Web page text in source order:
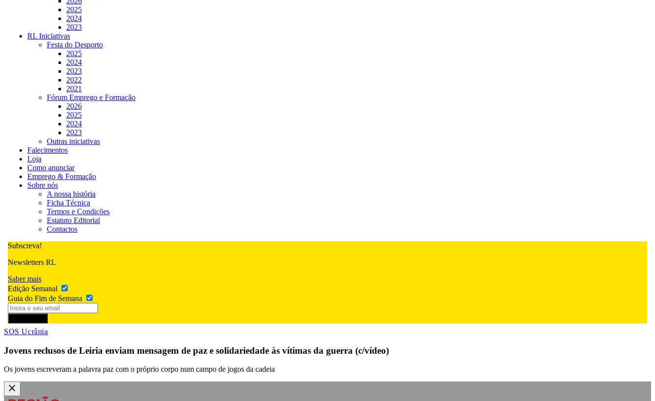
2025
2024
2023
RL Iniciativas
Festa do Desporto
2025
2024
2023
2022
2021
Fórum Emprego e Formação
2026
2025
2024
2023
Outras iniciativas
Falecimentos
Loja
Como anunciar
Emprego & Formação
Sobre nós
A nossa história
Ficha Técnica
Termos e Condições
Estatuto Editorial
Contactos
Subscreva!
Newsletters RL
Saber mais
Edição Semanal
Guia do Fim de Semana
SOS Ucrânia
Jovens reclusos de Leiria enviam mensagem de paz e solidariedade às vítimas da guerra (c/vídeo)
Os jovens escreveram a palavra paz com o próprio corpo num campo de jogos da cadeia